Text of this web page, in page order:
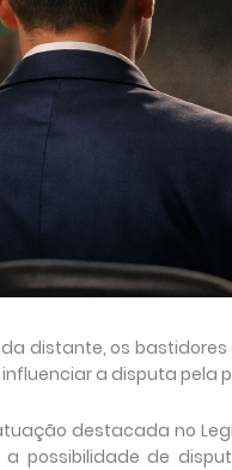
distante, os
a disputa pela
destacada no
possibilidade de